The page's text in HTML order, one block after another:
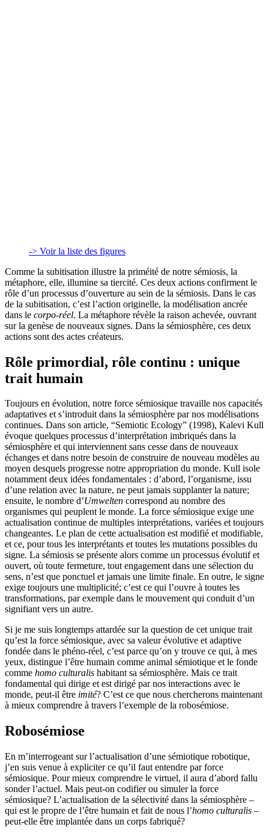
-> Voir la liste des figures
Comme la subitisation illustre la priméité de notre sémiosis, la
métaphore, elle, illumine sa tiercité. Ces deux actions confirment le
rôle d’un processus d’ouverture au sein de la sémiosis. Dans le cas
de la subitisation, c’est l’action originelle, la modélisation ancrée
dans le corpo-réel. La métaphore révèle la raison achevée, ouvrant
sur la genèse de nouveaux signes. Dans la sémiosphère, ces deux
actions sont des actes créateurs.
Rôle primordial, rôle continu : unique
trait humain
Toujours en évolution, notre force sémiosique travaille nos capacités
adaptatives et s’introduit dans la sémiosphère par nos modélisations
continues. Dans son article, “Semiotic Ecology” (1998), Kalevi Kull
évoque quelques processus d’interprétation imbriqués dans la
sémiosphère et qui interviennent sans cesse dans de nouveaux
échanges et dans notre besoin de construire de nouveau modèles au
moyen desquels progresse notre appropriation du monde. Kull isole
notamment deux idées fondamentales : d’abord, l’organisme, issu
d’une relation avec la nature, ne peut jamais supplanter la nature;
ensuite, le nombre d’Umwelten correspond au nombre des
organismes qui peuplent le monde. La force sémiosique exige une
actualisation continue de multiples interprétations, variées et toujours
changeantes. Le plan de cette actualisation est modifié et modifiable,
et ce, pour tous les interprétants et toutes les mutations possibles du
signe. La sémiosis se présente alors comme un processus évolutif et
ouvert, où toute fermeture, tout engagement dans une sélection du
sens, n’est que ponctuel et jamais une limite finale. En outre, le signe
exige toujours une multiplicité; c’est ce qui l’ouvre à toutes les
transformations, par exemple dans le mouvement qui conduit d’un
signifiant vers un autre.
Si je me suis longtemps attardée sur la question de cet unique trait
qu’est la force sémiosique, avec sa valeur évolutive et adaptive
fondée dans le phéno-réel, c’est parce qu’on y trouve ce qui, à mes
yeux, distingue l’être humain comme animal sémiotique et le fonde
comme homo culturalis habitant sa sémiosphère. Mais ce trait
fondamental qui dirige et est dirigé par nos interactions avec le
monde, peut-il être imité? C’est ce que nous chercherons maintenant
à mieux comprendre à travers l’exemple de la robosémiose.
Robosémiose
En m’interrogeant sur l’actualisation d’une sémiotique robotique,
j’en suis venue à expliciter ce qu’il faut entendre par force
sémiosique. Pour mieux comprendre le virtuel, il aura d’abord fallu
sonder l’actuel. Mais peut-on codifier ou simuler la force
sémiosique? L’actualisation de la sélectivité dans la sémiosphère –
qui est le propre de l’être humain et fait de nous l’homo culturalis –
peut-elle être implantée dans un corps fabriqué?